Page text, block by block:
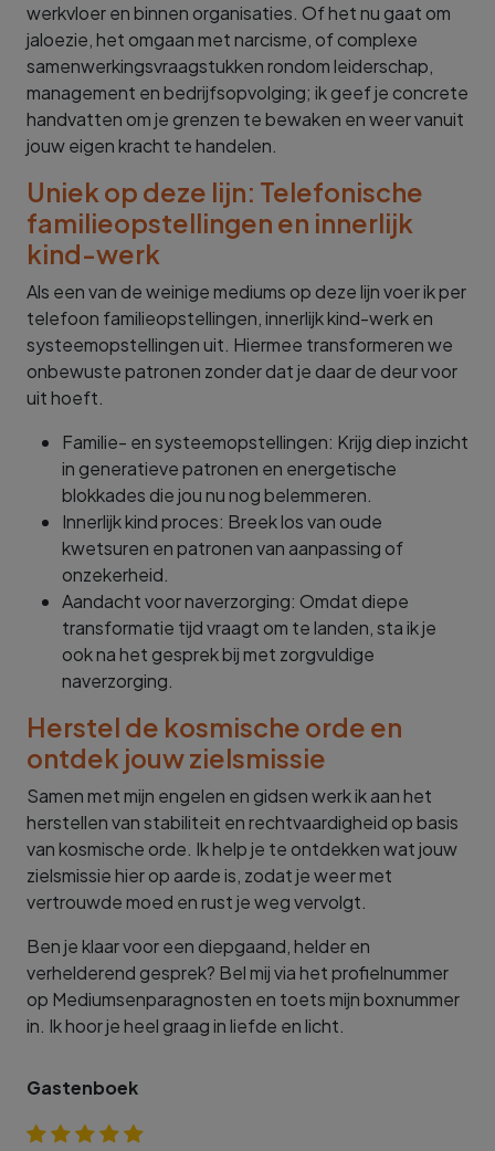
werkvloer en binnen organisaties. Of het nu gaat om
jaloezie, het omgaan met narcisme, of complexe
samenwerkingsvraagstukken rondom leiderschap,
management en bedrijfsopvolging; ik geef je concrete
handvatten om je grenzen te bewaken en weer vanuit
jouw eigen kracht te handelen.
Uniek op deze lijn: Telefonische
familieopstellingen en innerlijk
kind-werk
Als een van de weinige mediums op deze lijn voer ik per
telefoon familieopstellingen, innerlijk kind-werk en
systeemopstellingen uit. Hiermee transformeren we
onbewuste patronen zonder dat je daar de deur voor
uit hoeft.
Familie- en systeemopstellingen: Krijg diep inzicht
in generatieve patronen en energetische
blokkades die jou nu nog belemmeren.
Innerlijk kind proces: Breek los van oude
kwetsuren en patronen van aanpassing of
onzekerheid.
Aandacht voor naverzorging: Omdat diepe
transformatie tijd vraagt om te landen, sta ik je
ook na het gesprek bij met zorgvuldige
naverzorging.
Herstel de kosmische orde en
ontdek jouw zielsmissie
Samen met mijn engelen en gidsen werk ik aan het
herstellen van stabiliteit en rechtvaardigheid op basis
van kosmische orde. Ik help je te ontdekken wat jouw
zielsmissie hier op aarde is, zodat je weer met
vertrouwde moed en rust je weg vervolgt.
Ben je klaar voor een diepgaand, helder en
verhelderend gesprek? Bel mij via het profielnummer
op Mediumsenparagnosten en toets mijn boxnummer
in. Ik hoor je heel graag in liefde en licht.
Gastenboek